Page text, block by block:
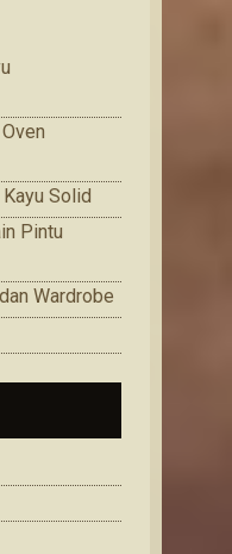
Solid
Pintu
Wardrobe